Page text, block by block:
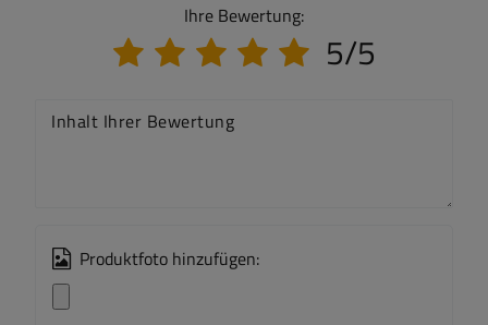
Ihre Bewertung:
5/5
Inhalt Ihrer Bewertung
Produktfoto hinzufügen: